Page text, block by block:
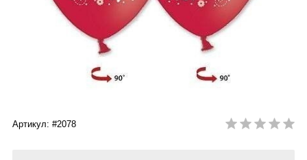
Артикул: #2078